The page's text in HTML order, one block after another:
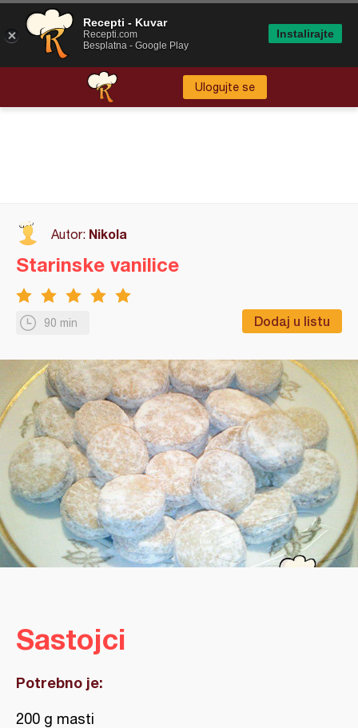
Ulogujte se
Autor: Nikola
90 min Dodaj u listu
Starinske vanilice
Sastojci
Potrebno je:
200 g masti
Recepti - Kuvar
Recepti.com
Besplatna - Google Play
Instalirajte